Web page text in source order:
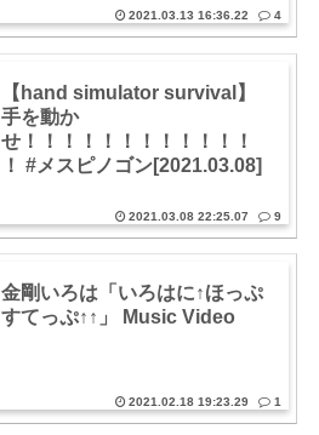
2021.03.13 16:36.22 4
【hand simulator survival】
手を動か
せ！！！！！！！！！！！！
！ #メスピノゴン[2021.03.08]
2021.03.08 22:25.07 9
金剛いろは「いろはに↑ほっぷ
すてっぷ↑↑」 Music Video
2021.02.18 19:23.29 1